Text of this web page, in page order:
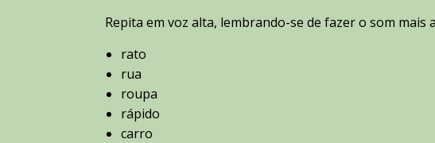
Repita em voz alta, lembrando-se de fazer o som mais
rato
rua
roupa
rápido
carro